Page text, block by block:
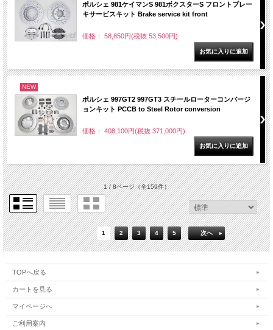
ポルシェ 981ケイマンS 981ボクスターS フロントブレー
キサービスキット Brake service kit front
価格： 58,850円(税抜 53,500円)
NEW
ポルシェ 997GT2 997GT3 スチールローターコンバージ
ョンキット PCCB to Steel Rotor conversion
価格： 408,100円(税抜 371,000円)
1 / 8ページ（全159件）
1 2 3 4 5 次へ
TOPへ戻る
カートを見る
マイページへ
ご利用案内